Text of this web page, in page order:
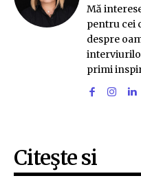
Mă
pentru cei
despre
primi
Citeşte si